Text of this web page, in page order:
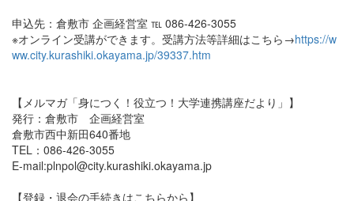
申込先：倉敷市 企画経営室 ℡ 086-426-3055
※オンライン受講ができます。受講方法等詳細はこちら→https://w
ww.city.kurashiki.okayama.jp/39337.htm
【メルマガ「身につく！役立つ！大学連携講座だより」】
発行：倉敷市 企画経営室
倉敷市西中新田640番地
TEL：086-426-3055
E-mail:plnpol@city.kurashiki.okayama.jp
【登録・退会の手続きはこちらから】